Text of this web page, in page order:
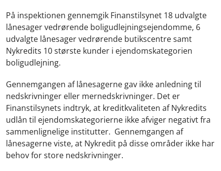
På inspektionen gennemgik Finanstilsynet 18 udvalgte
lånesager vedrørende boligudlejningsejendomme, 6
udvalgte lånesager vedrørende butikscentre samt
Nykredits 10 største kunder i ejendomskategorien
boligudlejning.
Gennemgangen af lånesagerne gav ikke anledning til
nedskrivninger eller mernedskrivninger. Det er
Finanstilsynets indtryk, at kreditkvaliteten af Nykredits
udlån til ejendomskategorierne ikke afviger negativt fra
sammenlignelige institutter. Gennemgangen af
lånesagerne viste, at Nykredit på disse områder ikke har
behov for store nedskrivninger.